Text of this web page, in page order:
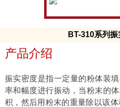
BT-310系列
产品介绍
振实密度是指一定量的粉体装
率和幅度进行振动，当粉末的
积，然后用粉末的重量除以该体